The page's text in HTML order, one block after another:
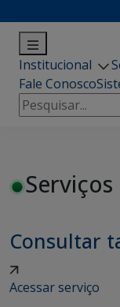
Institucional
Fale Conosco
Pesquisar
por:
Consultar
Acessar serviço